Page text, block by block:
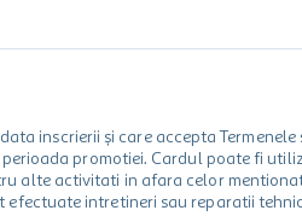
inscrierii și care accepta
promotiei. Cardul poate fi
activitati in afara celor
intretineri sau reparatii